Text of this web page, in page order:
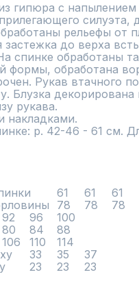
гипюра с напылением
силуэта,
рельефы от
застежка до верха
спинке обработаны
формы, обработана
Рукав втачного
Блузка
рукава.
накладками.
р. 42-46 - 61 см.
61	61
78	78	78
37
Объем рукава внизу	23	23	23